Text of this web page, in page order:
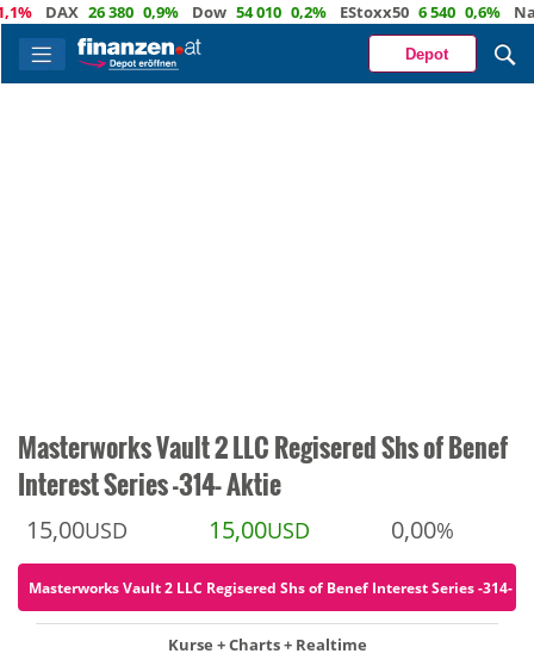
DAX 26 380 0,9% Dow 54 010 0,2% EStoxx50 6 540 0,6%
Depot
Masterworks Vault 2 LLC Regisered Shs of Benef
Interest Series -314- Aktie
15,00USD 15,00USD 0,00%
Masterworks Vault 2 LLC Regisered Shs of Benef Interest Series -314-
Kurse + Charts + Realtime